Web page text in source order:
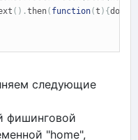
().then( function(t ){
следующие
фишинговой
"home",